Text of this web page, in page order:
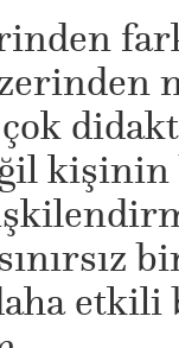
kişinin
etkili